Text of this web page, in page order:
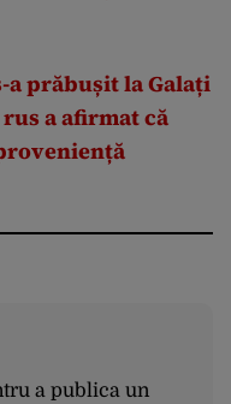
a prăbușit la Galați
a afirmat că
a publica un